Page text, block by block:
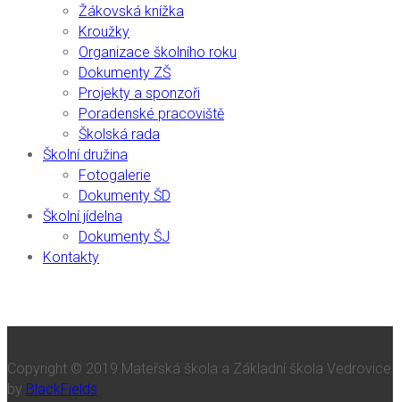
Žákovská knížka
Kroužky
Organizace školního roku
Dokumenty ZŠ
Projekty a sponzoři
Poradenské pracoviště
Školská rada
Školní družina
Fotogalerie
Dokumenty ŠD
Školní jídelna
Dokumenty ŠJ
Kontakty
Copyright © 2019 Mateřská škola a Základní škola Vedrovice
by BlackFields